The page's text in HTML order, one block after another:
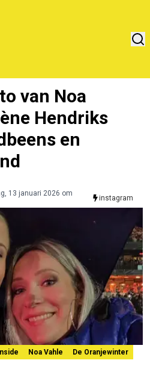
van Noa
Hendriks
en
13 januari 2026 om
instagram
Noa Vahle
De Oranjewinter